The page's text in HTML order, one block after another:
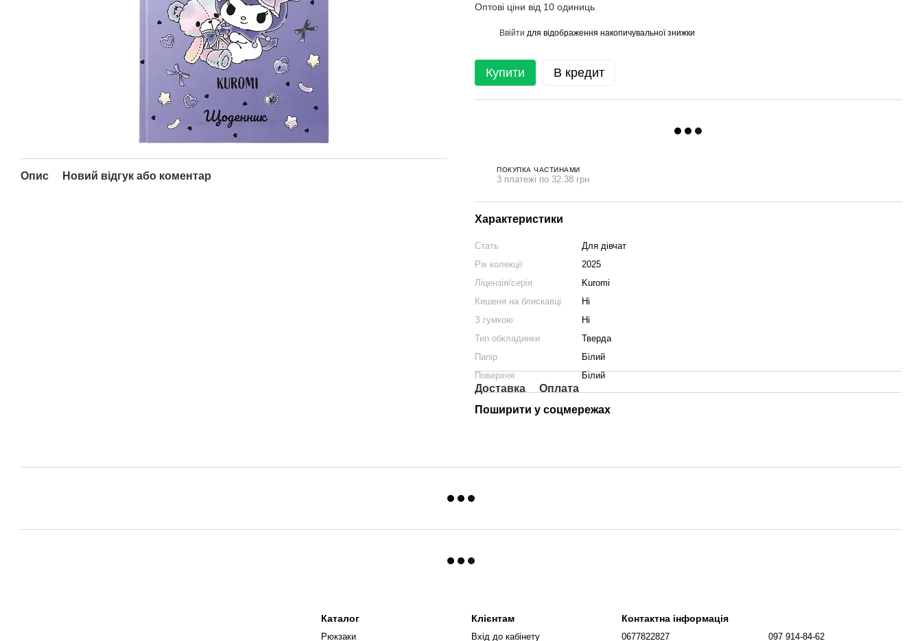
Опис Новий відгук або коментар
Оптові ціни від 10 одиниць
Ввійти для відображення накопичувальної знижки
Купити В кредит
ПОКУПКА ЧАСТИНАМИ
3 платежі по 32.38 грн
Характеристики
Стать
Для дівчат
Рік колекції
2025
Ліцензія/серія
Kuromi
Кишеня на блискавці
Ні
З гумкою
Ні
Тип обкладинки
Тверда
Папір
Білий
Поверхня
Білий
Доставка
Оплата
Поширити у соцмережах
Каталог
Рюкзаки
Клієнтам
Вхід до кабінету
Контактна інформація
0677822827 097 914-84-62